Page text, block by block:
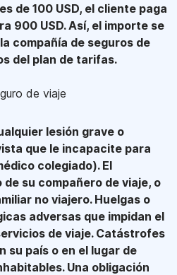
de 100 USD, el cliente paga
900 USD. Así, el importe se
compañía de seguros de
del plan de tarifas.
de viaje
lesión grave o
que le incapacite para
colegiado). El
su compañero de viaje, o
no viajero. Huelgas o
adversas que impidan el
de viaje. Catástrofes
su país o en el lugar de
Una obligación